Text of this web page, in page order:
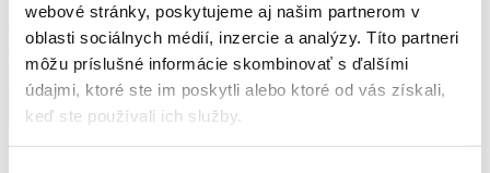
webové stránky, poskytujeme aj našim partnerom v
oblasti sociálnych médií, inzercie a analýzy. Títo partneri
môžu príslušné informácie skombinovať s ďalšími
údajmi, ktoré ste im poskytli alebo ktoré od vás získali,
keď ste používali ich služby.
PANOLEX
Alumínium pergola
Polikarbonát
Tól 966 767,92Ft Tól 604 205,65 Ft